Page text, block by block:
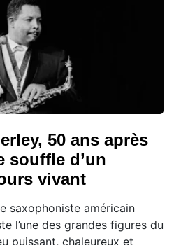
50 ans après
souffle d’un
vivant
saxophoniste américain
l’une des grandes figures du
puissant, chaleureux et